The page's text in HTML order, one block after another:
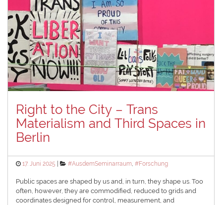
Right to the City – Trans
Materialism and Third Spaces in
Berlin
Posted
17. Juni 2025 Categories
#AusdemSeminarraum,#Forschung
Public spaces are shaped by us and, in turn, they shape us. Too
often, however, they are commodified, reduced to grids and
coordinates designed for control, measurement, and